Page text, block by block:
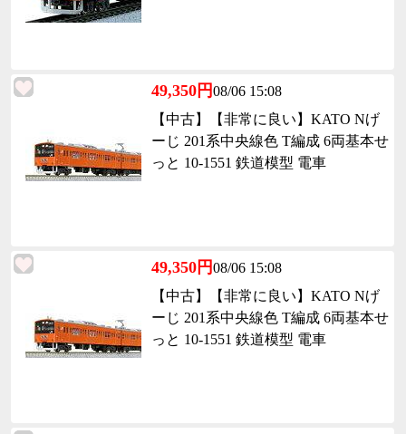
49,350円08/06 15:08
【中古】【非常に良い】KATO Nげ
ーじ 201系中央線色 T編成 6両基本せ
っと 10-1551 鉄道模型 電車
49,350円08/06 15:08
【中古】【非常に良い】KATO Nげ
ーじ 201系中央線色 T編成 6両基本せ
っと 10-1551 鉄道模型 電車